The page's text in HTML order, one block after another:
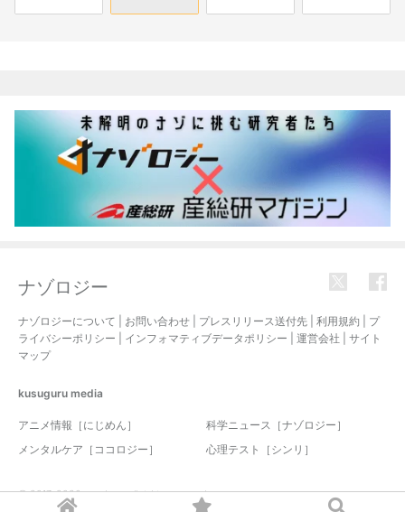
ナゾロジー
ナゾロジーについて お問い合わせ プレスリリース送付先 利用規約
プ
ライバシーポリシー
インフォマティブデータポリシー 運営会社
サイト
マップ
kusuguru media
アニメ情報［にじめん］
科学ニュース［ナゾロジー］
メンタルケア［ココロジー］
心理テスト［シンリ］
© 2017-2026 nazology. all rights reserved.